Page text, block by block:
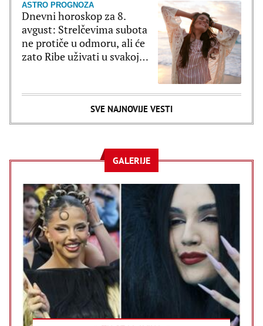
ASTRO PROGNOZA
Dnevni horoskop za 8.
avgust: Strelčevima subota
ne protiče u odmoru, ali će
zato Ribe uživati u svakoj
SVE NAJNOVIJE VESTI
GALERIJE